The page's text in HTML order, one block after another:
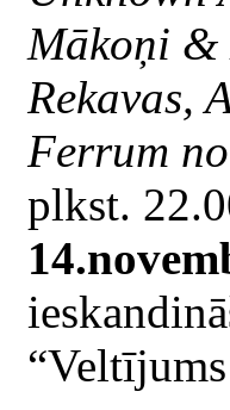
Mākoņi &
Rekavas,
Ferrum
plkst.